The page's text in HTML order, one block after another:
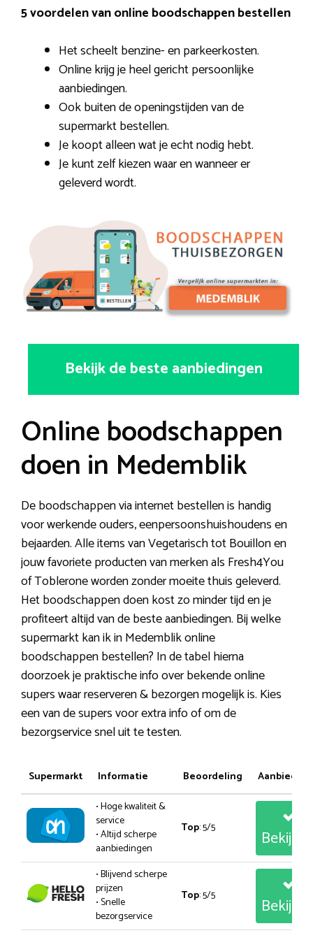
5 voordelen van online boodschappen bestellen
Het scheelt benzine- en parkeerkosten.
Online krijg je heel gericht persoonlijke
aanbiedingen.
Ook buiten de openingstijden van de
supermarkt bestellen.
Je koopt alleen wat je echt nodig hebt.
Je kunt zelf kiezen waar en wanneer er
geleverd wordt.
Bekijk de beste aanbiedingen
Online boodschappen
doen in Medemblik
De boodschappen via internet bestellen is handig
voor werkende ouders, eenpersoonshuishoudens en
bejaarden. Alle items van Vegetarisch tot Bouillon en
jouw favoriete producten van merken als Fresh4You
of Toblerone worden zonder moeite thuis geleverd.
Het boodschappen doen kost zo minder tijd en je
profiteert altijd van de beste aanbiedingen. Bij welke
supermarkt kan ik in Medemblik online
boodschappen bestellen? In de tabel hierna
doorzoek je praktische info over bekende online
supers waar reserveren & bezorgen mogelijk is. Kies
een van de supers voor extra info of om de
bezorgservice snel uit te testen.
Supermarkt Informatie Beoordeling
• Hoge kwaliteit &
service
• Altijd scherpe
aanbiedingen
Top: 5/5
• Blijvend scherpe
prijzen
• Snelle
bezorgservice
Top: 5/5